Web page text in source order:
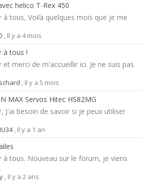
helico T-Rex 450
à tous, Voilà quelques mois que je me
, Il y a 4 mois
à tous !
et merci de m'accueillir ici. Je ne suis pas
, Il y a 5 mois
MAX Servos Hitec HS82MG
J'ai besoin de savoir si je peux utiliser
, Il y a 1 an
à tous. Nouveau sur le forum, je viens
, Il y a 2 ans